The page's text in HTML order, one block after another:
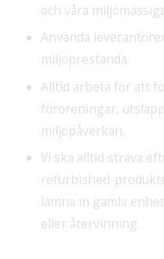
och våra
Använda
miljöprestanda.
Alltid arbeta för att
föroreningar,
miljöpåverkan.
Vi ska alltid sträva
refurbished-
lämna in gamla
eller återvinning.